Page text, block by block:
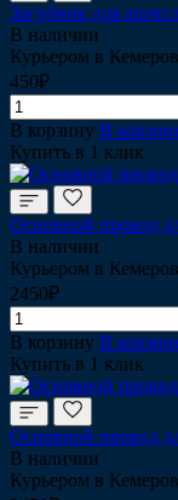
Загубник для
В наличии
Курьером в
450₽
В корзину В
Купить в 1 клик
Основной провод
В наличии
Курьером в
2450₽
В корзину В
Купить в 1 клик
Основной провод
В наличии
Курьером в